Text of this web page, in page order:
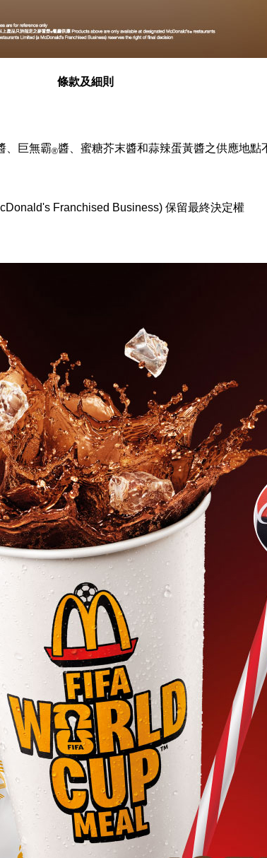
條款及細則
、巨無霸®醬、蜜糖芥末醬和蒜辣蛋黃醬之供應地點
Franchised Business) 保留最終決定權